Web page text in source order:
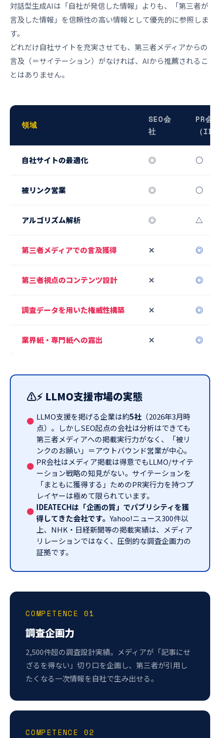
対話型生成AIは「自社が発信した情報」よりも、「第三者が
言及した情報」を信頼性の高い情報として優先的に参照しま
す。
どれだけ自社サイトを充実させても、第三者メディアからの
言及（＝サイテーション）がなければ、AIから推薦されるこ
とはありません。
領域
SEO会
社
PR会
（
自社サイトの最適化 ◎ ○
被リンク営業 ◎ ○
アルゴリズム解析 ◎ △
第三者メディアでの言及獲得 ✕ ◎
第三者視点のコンテンツ設計 ✕ ◎
調査データを用いた権威性構築 ✕ ◎
業界紙・専門紙への露出 ✕ ◎
⚡ LLMO支援市場の実態
LLMO支援を掲げる企業は約5社（2026年3月時
点）。しかしSEO起点の会社は分析はできても
第三者メディアへの掲載実行力がなく、「被リ
ンクのお願い」＝アウトバウンド営業が中心。
PR会社はメディア掲載は得意でもLLMO/サイテ
ーション戦略の知見がない。サイテーションを
「まともに獲得する」ためのPR実行力を持つプ
レイヤーは極めて限られています。
IDEATECHは「企画の質」でパブリシティを獲
得してきた会社です。 Yahoo!ニュース300件以
上、NHK・日経新聞等の掲載実績は、メディア
リレーションではなく、圧倒的な調査企画力の
証拠です。
COMPETENCE 01
調査企画力
2,500件超の調査設計実績。メディアが「記事にせ
ざるを得ない」切り口を企画し、第三者が引用し
たくなる一次情報を自社で生み出せる。
COMPETENCE 02